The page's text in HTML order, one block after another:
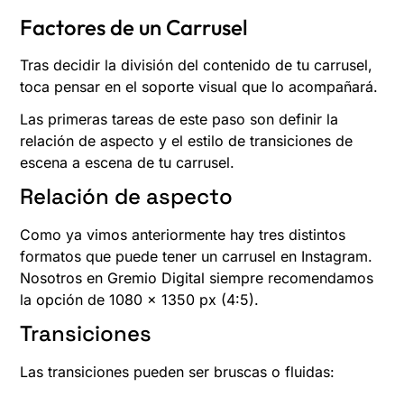
Factores de un Carrusel
Tras decidir la división del contenido de tu carrusel,
toca pensar en el soporte visual que lo acompañará.
Las primeras tareas de este paso son definir la
relación de aspecto y el estilo de transiciones de
escena a escena de tu carrusel.
Relación de aspecto
Como ya vimos anteriormente hay tres distintos
formatos que puede tener un carrusel en Instagram.
Nosotros en Gremio Digital siempre recomendamos
la opción de 1080 x 1350 px (4:5).
Transiciones
Las transiciones pueden ser bruscas o fluidas: